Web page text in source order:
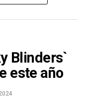
Blinders`
este año